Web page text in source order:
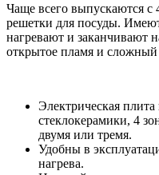
Чаще всего выпускаются с
решетки для посуды.
нагревают и заканчивают
открытое пламя и сложный
Электрическая
стеклокерамики, 4
двумя или тремя.
Удобны в
нагрева.